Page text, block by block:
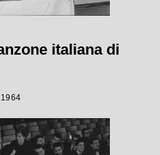
italiana di